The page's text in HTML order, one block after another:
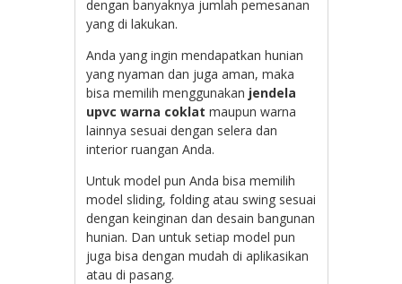
dengan banyaknya jumlah pemesanan
yang di lakukan.
Anda yang ingin mendapatkan hunian
yang nyaman dan juga aman, maka
bisa memilih menggunakan jendela
upvc warna coklat maupun warna
lainnya sesuai dengan selera dan
interior ruangan Anda.
Untuk model pun Anda bisa memilih
model sliding, folding atau swing sesuai
dengan keinginan dan desain bangunan
hunian. Dan untuk setiap model pun
juga bisa dengan mudah di aplikasikan
atau di pasang.